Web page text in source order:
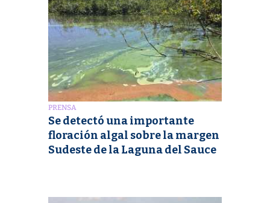
PRENSA
Se detectó una importante
floración algal sobre la margen
Sudeste de la Laguna del Sauce